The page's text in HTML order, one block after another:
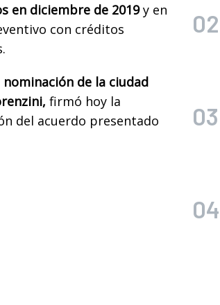
en diciembre de 2019y en
con créditos
de la ciudad
firmó hoy la
del acuerdo presentado